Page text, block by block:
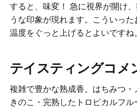
すると、味変！ 急に視界が開け
うな印象が現れます。こういっ
温度をぐっと上げるとよいですね。
テイスティングコメ
複雑で豊かな熟成香。はちみつ・
きのこ・完熟したトロピカルフ